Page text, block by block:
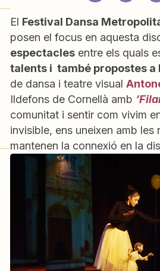
El Festival Dansa
posen el focus en aquesta
espectacles entre els quals
talents i també propostes a
de dansa i teatre visual
Ildefons de Cornellà amb
comunitat i sentir com vivim
invisible, ens uneixen amb
mantenen la connexió en la